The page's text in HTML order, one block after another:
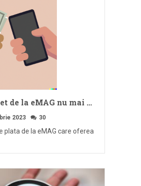
de la eMAG nu mai …
2023 30
plata de la eMAG care oferea